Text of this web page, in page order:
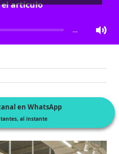
el artículo
…
en WhatsApp
al instante